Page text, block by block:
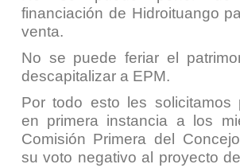
financiación de Hidroituango
venta.
No se puede feriar el
descapitalizar a EPM.
Por todo esto les solicitamos
en primera instancia a los
Comisión Primera del
su voto negativo al proyecto